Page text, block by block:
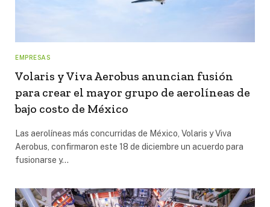
EMPRESAS
Volaris y Viva Aerobus anuncian fusión
para crear el mayor grupo de aerolíneas de
bajo costo de México
Las aerolíneas más concurridas de México, Volaris y Viva
Aerobus, confirmaron este 18 de diciembre un acuerdo para
fusionarse y…